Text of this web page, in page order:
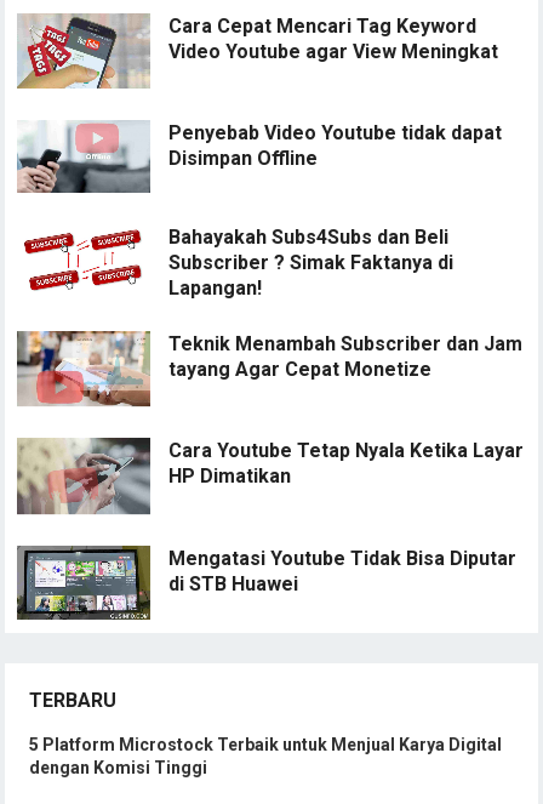
Cara Cepat Mencari Tag Keyword
Video Youtube agar View Meningkat
Penyebab Video Youtube tidak dapat
Disimpan Offline
Bahayakah Subs4Subs dan Beli
Subscriber ? Simak Faktanya di
Lapangan!
Teknik Menambah Subscriber dan Jam
tayang Agar Cepat Monetize
Cara Youtube Tetap Nyala Ketika Layar
HP Dimatikan
Mengatasi Youtube Tidak Bisa Diputar
di STB Huawei
TERBARU
5 Platform Microstock Terbaik untuk Menjual Karya Digital
dengan Komisi Tinggi